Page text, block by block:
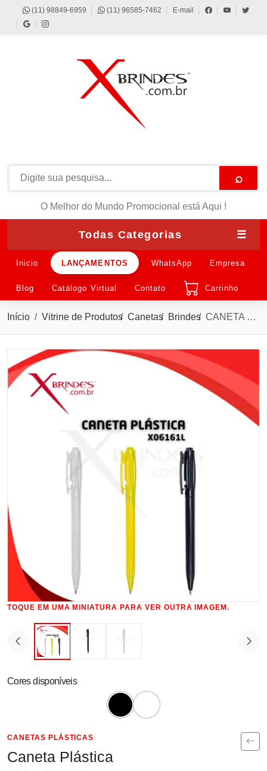
(11) 98849-6959 (11) 96585-7462 E-mail
⌕
O Melhor do Mundo Promocional está Aqui !
Todas Categorias ☰
Inicio LANÇAMENTOS WhatsApp Empresa
Blog Catálogo Virtual Contato Carrinho
Início Vitrine de Produtos Canetas Brindes CANETA PLÁSTICA MODERNA COM CARGA AZUL E ACIONAMENTO POR CLIQUE X06161L
TOQUE EM UMA MINIATURA PARA VER OUTRA IMAGEM.
Cores disponíveis
CANETAS PLÁSTICAS
Caneta Plástica